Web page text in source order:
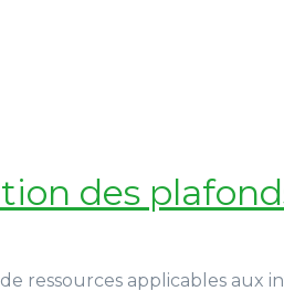
des
ressources applicables aux